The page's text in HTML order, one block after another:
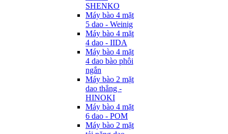
SHENKO
Máy bào 4 mặt
5 dao - Weinig
Máy bào 4 mặt
4 dao - IIDA
Máy bào 4 mặt
4 dao bào phôi
ngắn
Máy bào 2 mặt
dao thẳng -
HINOKI
Máy bào 4 mặt
6 dao - POM
Máy bào 2 mặt